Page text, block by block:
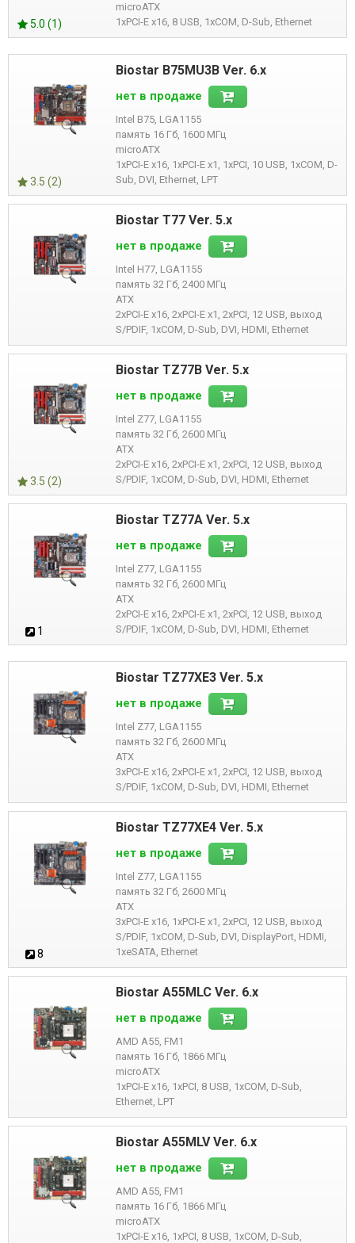
5.0 (1)
microATX
1xPCI-E x16, 8 USB, 1xCOM, D-Sub, Ethernet
Biostar B75MU3B Ver. 6.x
нет в продаже
3.5 (2)
Intel B75, LGA1155
память 16 Гб, 1600 МГц
microATX
1xPCI-E x16, 1xPCI-E x1, 1xPCI, 10 USB, 1xCOM, D-
Sub, DVI, Ethernet, LPT
Biostar T77 Ver. 5.x
нет в продаже
Intel H77, LGA1155
память 32 Гб, 2400 МГц
ATX
2xPCI-E x16, 2xPCI-E x1, 2xPCI, 12 USB, выход
S/PDIF, 1xCOM, D-Sub, DVI, HDMI, Ethernet
Biostar TZ77B Ver. 5.x
нет в продаже
3.5 (2)
Intel Z77, LGA1155
память 32 Гб, 2600 МГц
ATX
2xPCI-E x16, 2xPCI-E x1, 2xPCI, 12 USB, выход
S/PDIF, 1xCOM, D-Sub, DVI, HDMI, Ethernet
Biostar TZ77A Ver. 5.x
нет в продаже
1
Intel Z77, LGA1155
память 32 Гб, 2600 МГц
ATX
2xPCI-E x16, 2xPCI-E x1, 2xPCI, 12 USB, выход
S/PDIF, 1xCOM, D-Sub, DVI, HDMI, Ethernet
Biostar TZ77XE3 Ver. 5.x
нет в продаже
Intel Z77, LGA1155
память 32 Гб, 2600 МГц
ATX
3xPCI-E x16, 2xPCI-E x1, 2xPCI, 12 USB, выход
S/PDIF, 1xCOM, D-Sub, DVI, HDMI, Ethernet
Biostar TZ77XE4 Ver. 5.x
нет в продаже
8
Intel Z77, LGA1155
память 32 Гб, 2600 МГц
ATX
3xPCI-E x16, 1xPCI-E x1, 2xPCI, 12 USB, выход
S/PDIF, 1xCOM, D-Sub, DVI, DisplayPort, HDMI,
1xeSATA, Ethernet
Biostar A55MLC Ver. 6.x
нет в продаже
AMD A55, FM1
память 16 Гб, 1866 МГц
microATX
1xPCI-E x16, 1xPCI, 8 USB, 1xCOM, D-Sub,
Ethernet, LPT
Biostar A55MLV Ver. 6.x
нет в продаже
AMD A55, FM1
память 16 Гб, 1866 МГц
microATX
1xPCI-E x16, 1xPCI, 8 USB, 1xCOM, D-Sub,